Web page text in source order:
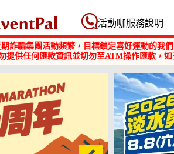
活動咖 Eventpal
活動咖服務說明
詐騙集團活動頻繁，目標鎖定喜好運動的我
提供任何匯款資訊並切勿至ATM操作匯款，